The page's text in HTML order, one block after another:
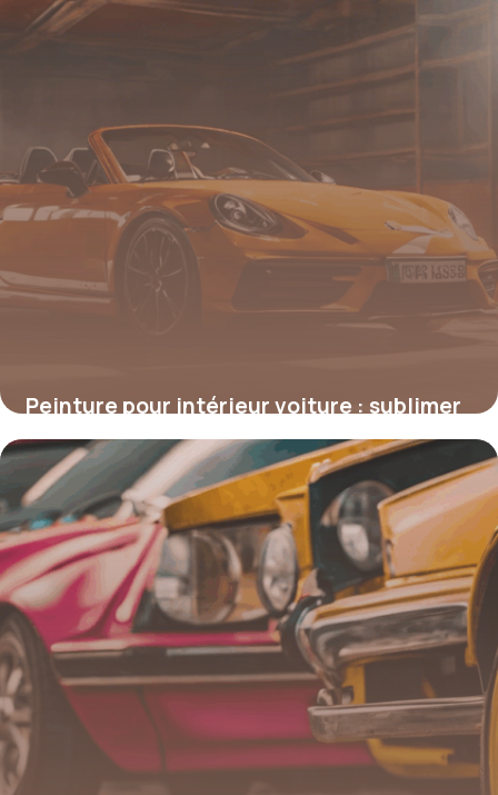
Peinture pour intérieur voiture : sublimer
et protéger votre habitacle
4 juillet 2025